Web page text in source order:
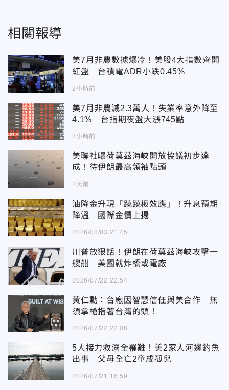
相關報導
美7月非農數據爆冷！美股4大指數齊開
紅盤 台積電ADR小跌0.45%
2小時前
美7月非農減2.3萬人！失業率意外降至
4.1% 台指期夜盤大漲745點
3小時前
美聯社曝荷莫茲海峽開放協議初步達
成！待伊朗最高領袖點頭
2天前
油降金升現「蹺蹺板效應」！升息預期
降溫 國際金價上揚
2026/08/03 21:45
川普放狠話！伊朗在荷莫茲海峽攻擊一
艘船 美國就炸橋或電廠
2026/07/22 22:54
黃仁勳：台廠因智慧信任與美合作 無
須拿槍指著台灣的頭！
2026/07/22 22:06
5人接力救溺全罹難！美2家人河邊釣魚
出事 父母全亡2童成孤兒
2026/07/21 16:59